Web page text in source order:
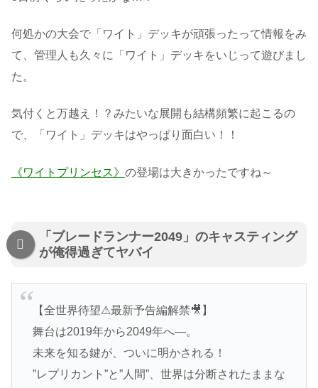
何処かの大会で「ワイト」デッキが頑張ったって情報をみ
て、管理人も久々に「ワイト」デッキをいじって遊びまし
た。
気付くと万越え！？みたいな展開も結構頻繁に起こるの
で、「ワイト」デッキはやっぱり面白い！！
《ワイトプリンセス》 の登場は大きかったですね～
「ブレードランナー2049」のキャスティング
が俺得過ぎてヤバイ
【全世界待望⚠最新予告編解禁🎥】
舞台は2019年から2049年へ―。
未来を知る鍵が、ついに明かされる！
”レプリカント”と”人間”、世界は分断されたままな